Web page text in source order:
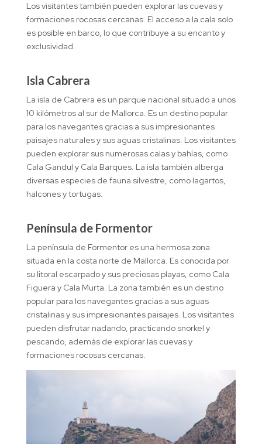
Los visitantes también pueden explorar las cuevas y
formaciones rocosas cercanas. El acceso a la cala solo
es posible en barco, lo que contribuye a su encanto y
exclusividad.
Isla Cabrera
La isla de Cabrera es un parque nacional situado a unos
10 kilómetros al sur de Mallorca. Es un destino popular
para los navegantes gracias a sus impresionantes
paisajes naturales y sus aguas cristalinas. Los visitantes
pueden explorar sus numerosas calas y bahías, como
Cala Gandul y Cala Barques. La isla también alberga
diversas especies de fauna silvestre, como lagartos,
halcones y tortugas.
Península de Formentor
La península de Formentor es una hermosa zona
situada en la costa norte de Mallorca. Es conocida por
su litoral escarpado y sus preciosas playas, como Cala
Figuera y Cala Murta. La zona también es un destino
popular para los navegantes gracias a sus aguas
cristalinas y sus impresionantes paisajes. Los visitantes
pueden disfrutar nadando, practicando snorkel y
pescando, además de explorar las cuevas y
formaciones rocosas cercanas.